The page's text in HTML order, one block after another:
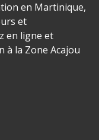
en Martinique,
et
en ligne et
à la Zone Acajou